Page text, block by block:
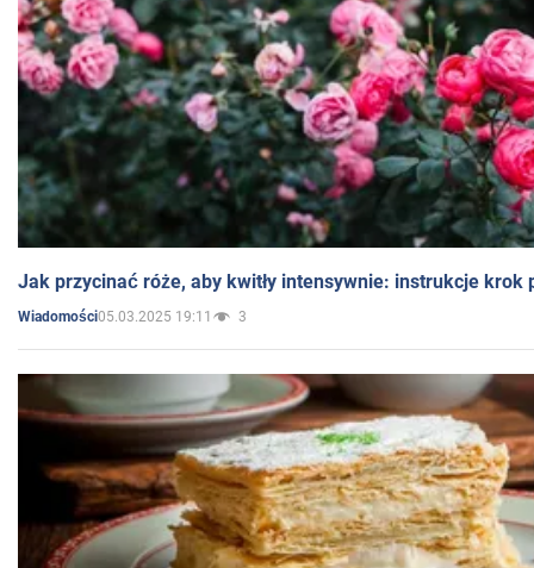
Jak przycinać róże, aby kwitły intensywnie: instrukcje krok
Wiadomości05.03.2025 19:11 3